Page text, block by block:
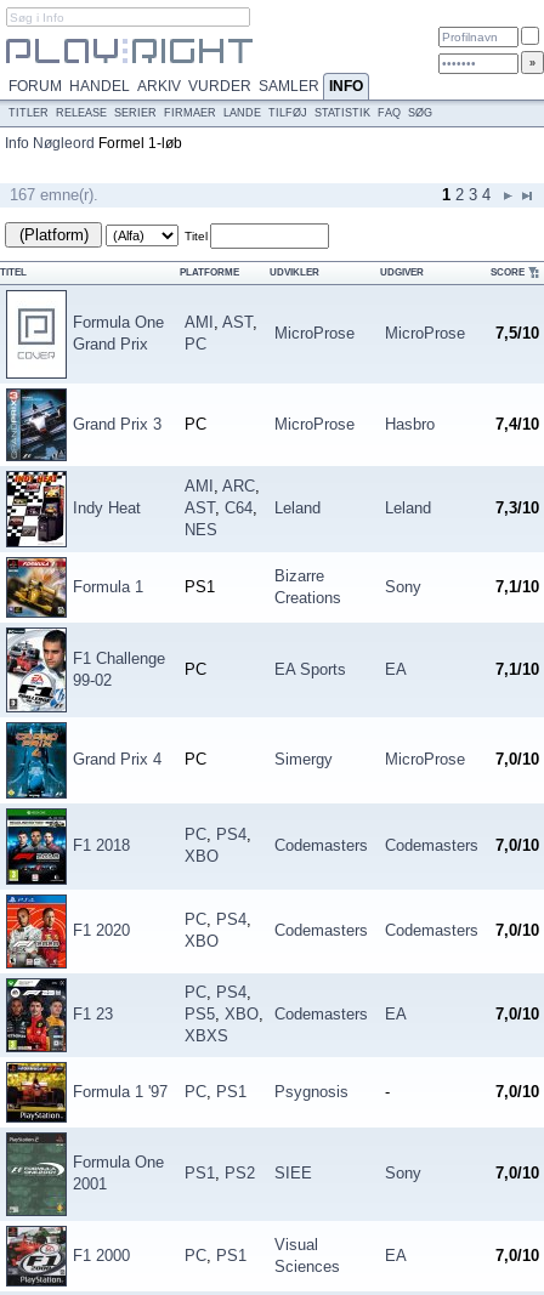
FORUM HANDEL ARKIV VURDER SAMLER INFO
TITLER RELEASE SERIER FIRMAER LANDE TILFØJ STATISTIK FAQ SØG
Info Nøgleord Formel 1-løb
167 emne(r). 1 2 3 4
(Platform) Titel
TITEL PLATFORME UDVIKLER UDGIVER SCORE
Formula One
Grand Prix
AMI , AST,
PC
MicroProse MicroProse 7,5/10
Grand Prix 3 PC MicroProse Hasbro 7,4/10
Indy Heat
AMI , ARC,
AST, C64,
NES
Leland Leland 7,3/10
Formula 1 PS1
Bizarre
Creations
Sony 7,1/10
F1 Challenge
99-02
PC EA Sports EA 7,1/10
Grand Prix 4 PC Simergy MicroProse 7,0/10
F1 2018
PC, PS4,
XBO
Codemasters Codemasters 7,0/10
F1 2020
PC, PS4,
XBO
Codemasters Codemasters 7,0/10
F1 23
PC, PS4,
PS5, XBO,
XBXS
Codemasters EA 7,0/10
Formula 1 '97 PC, PS1 Psygnosis - 7,0/10
Formula One
2001
PS1, PS2 SIEE Sony 7,0/10
F1 2000 PC, PS1
Visual
Sciences
EA 7,0/10